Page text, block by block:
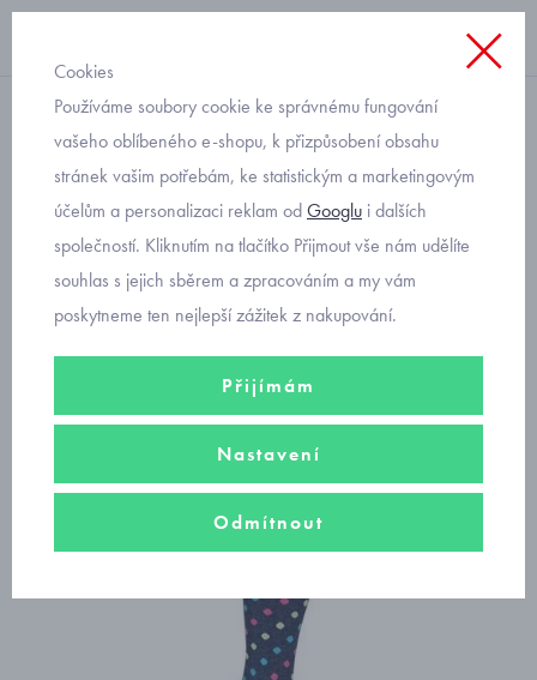
klasické
dětské puntíkaté
punčocháče Tuptusie
Cookies
Používáme soubory cookie ke správnému fungování
vašeho oblíbeného e-shopu, k přizpůsobení obsahu
stránek vašim potřebám, ke statistickým a marketingovým
účelům a personalizaci reklam odGooglu i dalších
společností. Kliknutím na tlačítko Přijmout vše nám udělíte
souhlas s jejich sběrem a zpracováním a my vám
poskytneme ten nejlepší zážitek z nakupování.
Přijímám
Nastavení
Odmítnout